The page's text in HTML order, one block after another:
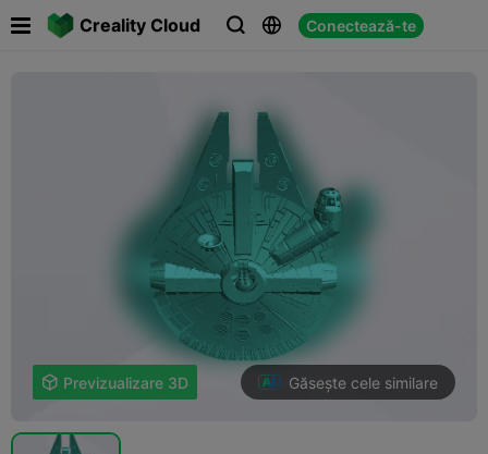
Creality Cloud   Conectează-te
 Previzualizare 3D Găsește cele similare